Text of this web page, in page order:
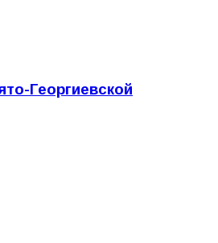
Георгиевской